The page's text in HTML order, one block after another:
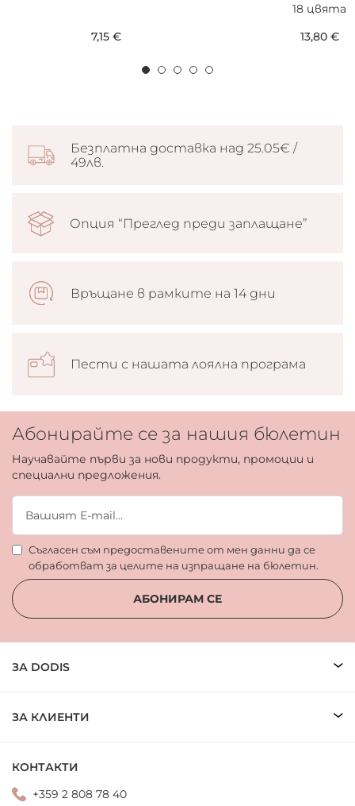
7,15 €
18 цвята
13,80 €
Безплатна доставка над 25.05€ /
49лв.
Опция “Преглед преди заплащане”
Връщане в рамките на 14 дни
Пести с нашата лоялна програма
Абонирайте се за нашия бюлетин
Научавайте първи за нови продукти, промоции и
специални предложения.
Съгласен съм предоставените от мен данни да се
обработват за целите на изпращане на бюлетин.
АБОНИРАМ СЕ
ЗА DODIS
ЗА КЛИЕНТИ
КОНТАКТИ
+359 2 808 78 40